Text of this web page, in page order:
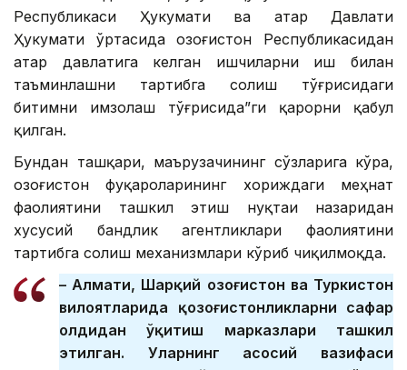
Республикаси Ҳукумати ва Қатар Давлати
Ҳукумати ўртасида Қозоғистон Республикасидан
Қатар давлатига келган ишчиларни иш билан
таъминлашни тартибга солиш тўғрисидаги
битимни имзолаш тўғрисида”ги қарорни қабул
қилган.
Бундан ташқари, маърузачининг сўзларига кўра,
Қозоғистон фуқароларининг хориждаги меҳнат
фаолиятини ташкил этиш нуқтаи назаридан
хусусий бандлик агентликлари фаолиятини
тартибга солиш механизмлари кўриб чиқилмоқда.
– Алмати, Шарқий Қозоғистон ва Туркистон
вилоятларида қозоғистонликларни сафар
олдидан ўқитиш марказлари ташкил
этилган. Уларнинг асосий вазифаси